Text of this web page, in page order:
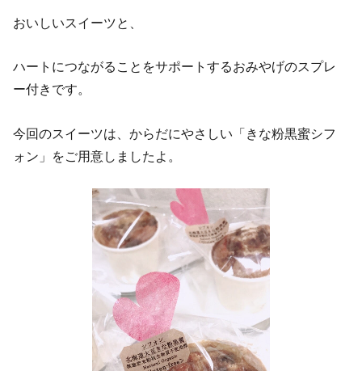
おいしいスイーツと、
ハートにつながることをサポートするおみやげのスプレ
ー付きです。
今回のスイーツは、からだにやさしい「きな粉黒蜜シフ
ォン」をご用意しましたよ。